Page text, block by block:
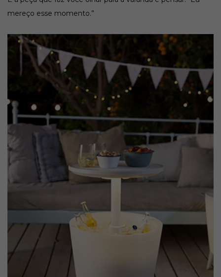
mereço esse momento.”